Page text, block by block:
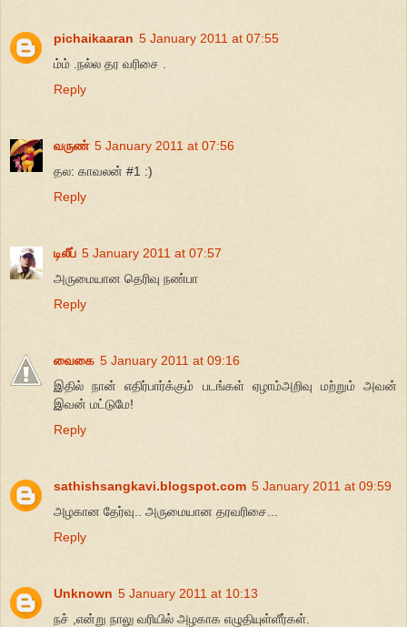
pichaikaaran 5 January 2011 at 07:55
ம்ம் .நல்ல தர வரிசை .
Reply
வருண் 5 January 2011 at 07:56
தல: காவலன் #1 :)
Reply
டிலீப் 5 January 2011 at 07:57
அருமையான தெரிவு நண்பா
Reply
வைகை 5 January 2011 at 09:16
இதில் நான் எதிர்பார்க்கும் படங்கள் ஏழாம்அறிவு மற்றும் அவன்
இவன் மட்டுமே!
Reply
sathishsangkavi.blogspot.com 5 January 2011 at 09:59
அழகான தேர்வு.. அருமையான தரவரிசை...
Reply
Unknown 5 January 2011 at 10:13
நச் ,என்று நாலு வரியில் அழகாக எழுதியுள்ளீர்கள்.